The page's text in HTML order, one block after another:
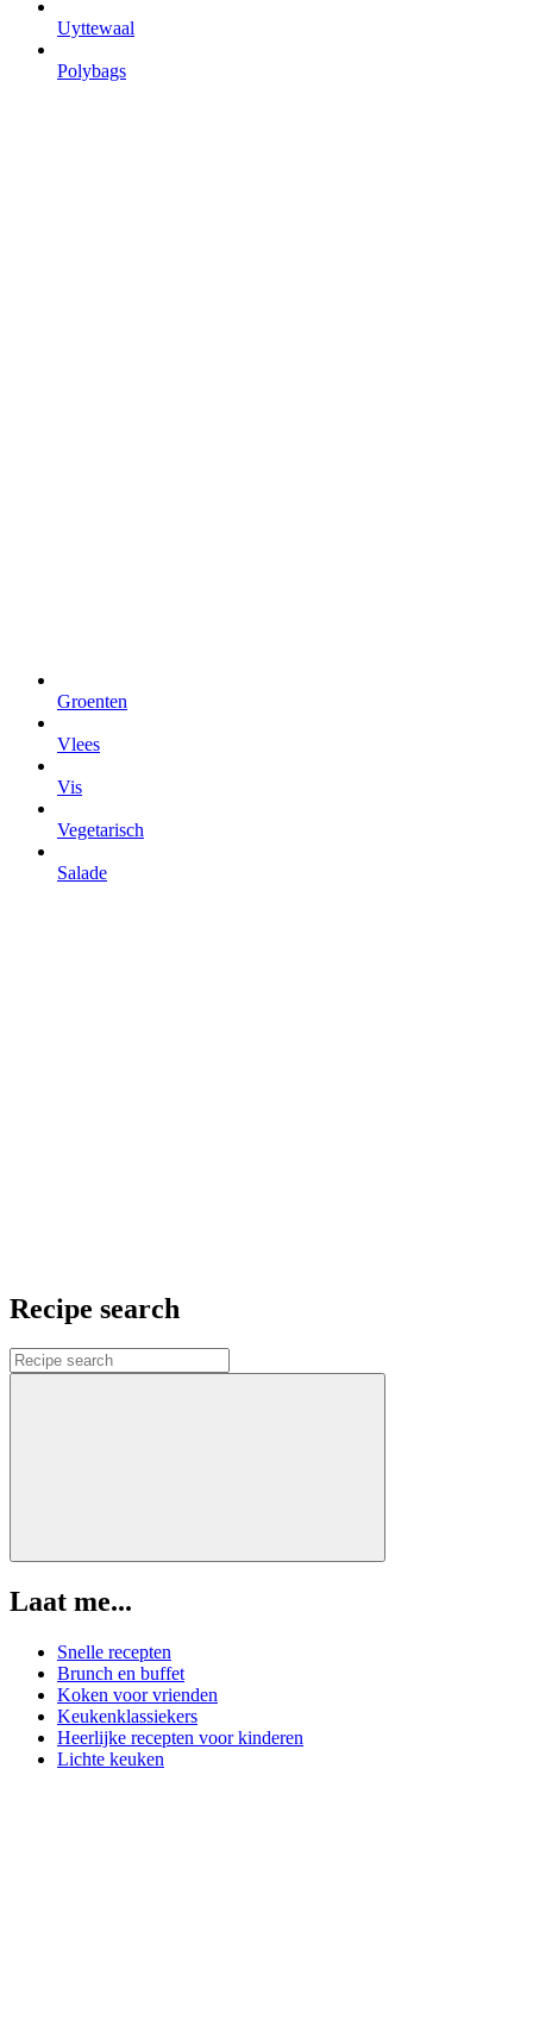
Uyttewaal
Polybags
Groenten
Vlees
Vis
Vegetarisch
Salade
Recipe search
Laat me...
Snelle recepten
Brunch en buffet
Koken voor vrienden
Keukenklassiekers
Heerlijke recepten voor kinderen
Lichte keuken